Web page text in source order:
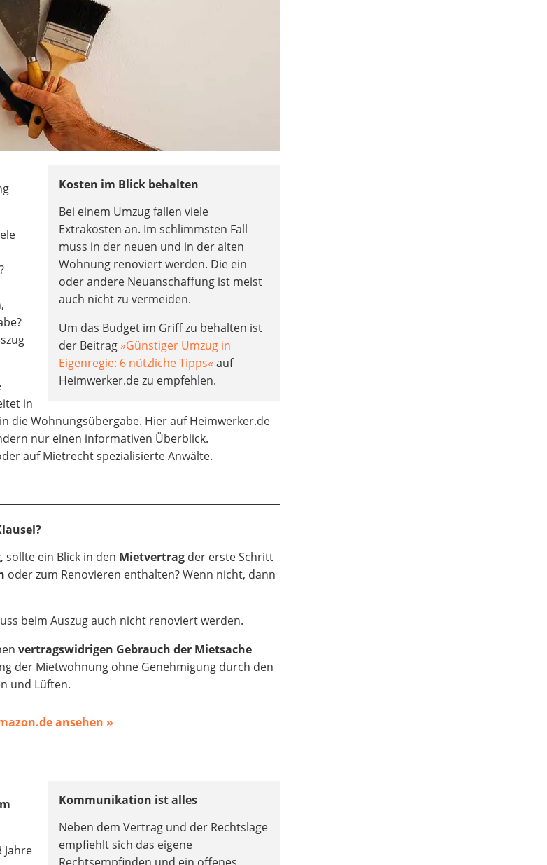
Kosten im Blick behalten
Bei einem Umzug fallen viele
Extrakosten an. Im schlimmsten Fall
muss in der neuen und in der alten
Wohnung renoviert werden. Die ein
oder andere Neuanschaffung ist meist
auch nicht zu vermeiden.
Um das Budget im Griff zu behalten ist
der Beitrag»Günstiger Umzug in
Eigenregie: 6 nützliche Tipps« auf
Heimwerker.de zu empfehlen.
in
die Wohnungsübergabe. Hier auf Heimwerker.de
nur einen informativen Überblick.
auf Mietrecht spezialisierte Anwälte.
, sollte ein Blick in den Mietvertrag der erste Schritt
oder zum Renovieren enthalten? Wenn nicht, dann
beim Auszug auch nicht renoviert werden.
vertragswidrigen Gebrauch der Mietsache
der Mietwohnung ohne Genehmigung durch den
und Lüften.
ansehen »
Kommunikation ist alles
Neben dem Vertrag und der Rechtslage
empfiehlt sich das eigene
Jahre